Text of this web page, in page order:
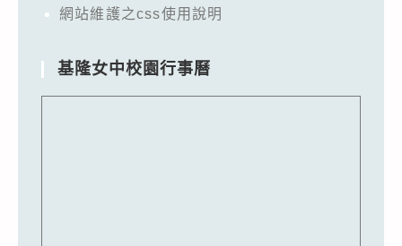
網站維護之css使用說明
基隆女中校園行事曆